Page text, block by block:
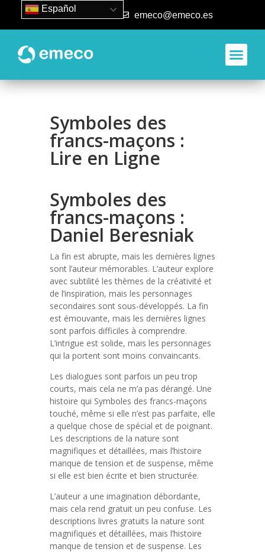
93 840 50 80 emeco@emeco.es
Symboles des
francs-maçons :
Lire en Ligne
Symboles des
francs-maçons :
Daniel Beresniak
La fin est abrupte, mais les dernières lignes
sont l’auteur mémorables. L’auteur explore
avec subtilité les thèmes de la créativité et
de l’inspiration, mais les personnages
secondaires sont sous-développés. La fin
est émouvante, mais les dernières lignes
sont parfois difficiles à comprendre.
L’intrigue est solide, mais les personnages
qui la portent sont moins convaincants.
Les dialogues sont parfois un peu trop
courts, mais cela ne m’a pas dérangé. Une
histoire qui Symboles des francs-maçons
touché, même si elle n’est pas parfaite, elle
a quelque chose de spécial et de poignant.
Les descriptions de la nature sont
magnifiques et détaillées, mais l’histoire
manque de tension et de suspense, même
si elle est bien écrite et bien structurée.
L’auteur a une imagination débordante,
mais cela rend gratuit un peu confuse. Les
descriptions livres gratuits la nature sont
magnifiques et détaillées, mais l’histoire
manque de tension et de suspense. Les
Español